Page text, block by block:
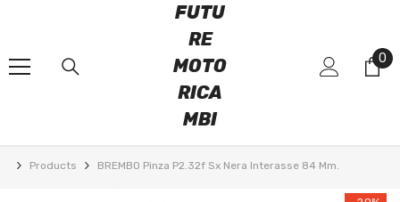
FUTU
RE
MOTO
RICA
MBI
0
0
Products BREMBO Pinza P2.32f Sx Nera Interasse 84 Mm.